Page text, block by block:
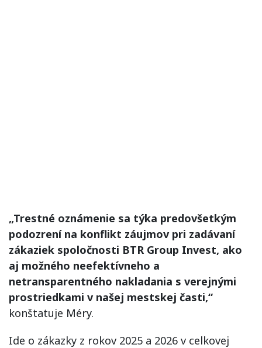
„Trestné oznámenie sa týka predovšetkým
podozrení na konflikt záujmov pri zadávaní
zákaziek spoločnosti BTR Group Invest, ako
aj možného neefektívneho a
netransparentného nakladania s verejnými
prostriedkami v našej mestskej časti,“
konštatuje Méry.
Ide o zákazky z rokov 2025 a 2026 v celkovej